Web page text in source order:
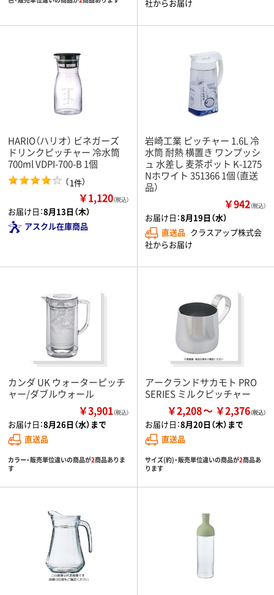
社からお届け
HARIO（ハリオ） ビネガーズ
ドリンクピッチャー 冷水筒
700ml VDPI-700-B 1個
（1件）
￥1,120（税込）
お届け日：8月13日（木）
アスクル在庫商品
岩崎工業 ピッチャー 1.6L 冷
水筒 耐熱 横置き ワンプッシ
ュ 水差し 麦茶ポット K-1275
Nホワイト 351366 1個（直送
品）
￥942（税込）
お届け日：8月19日（水）
直送品 クラスアップ株式会
社からお届け
カンダ UK ウォーターピッチ
ャー/ダブルウォール
￥3,901（税込）
お届け日：8月26日（水）まで
直送品
カラー・販売単位違いの商品が2商品ありま
す
アークランドサカモト PRO
SERIES ミルクピッチャー
￥2,208 ￥2,376
お届け日：8月20日（木）まで
直送品
サイズ(約)・販売単位違いの商品が2商品あ
ります